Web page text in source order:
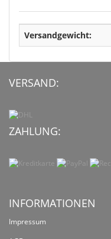
Versandgewicht:
VERSAND:
ZAHLUNG:
INFORMATIONEN
Impressum